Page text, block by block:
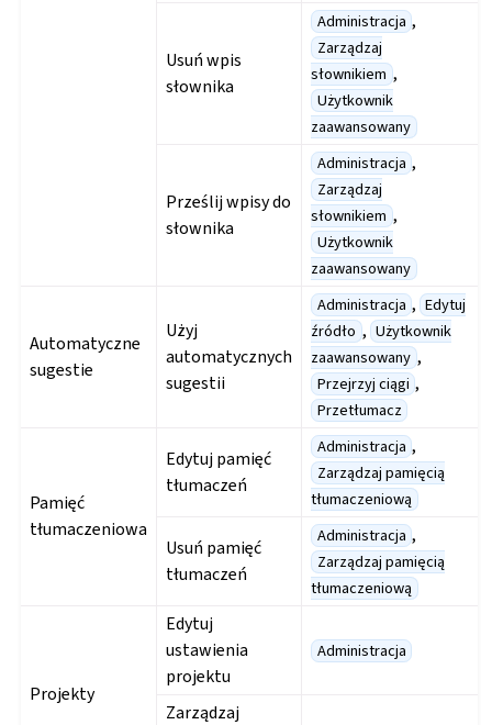
Usuń wpis
słownika
Administracja ,
Zarządzaj
słownikiem ,
Użytkownik
zaawansowany
Prześlij wpisy do
słownika
Administracja ,
Zarządzaj
słownikiem ,
Użytkownik
zaawansowany
Automatyczne
sugestie
Użyj
automatycznych
sugestii
Administracja , Edytuj
źródło , Użytkownik
zaawansowany ,
Przejrzyj ciągi ,
Przetłumacz
Pamięć
tłumaczeniowa
Edytuj pamięć
tłumaczeń
Administracja ,
Zarządzaj pamięcią
tłumaczeniową
Usuń pamięć
tłumaczeń
Administracja ,
Zarządzaj pamięcią
tłumaczeniową
Projekty
Edytuj
ustawienia
projektu
Administracja
Zarządzaj